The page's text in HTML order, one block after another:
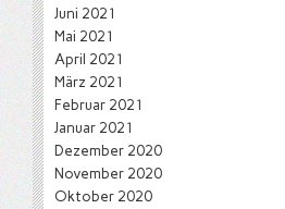
Juni 2021
Mai 2021
April 2021
März 2021
Februar 2021
Januar 2021
Dezember 2020
November 2020
Oktober 2020